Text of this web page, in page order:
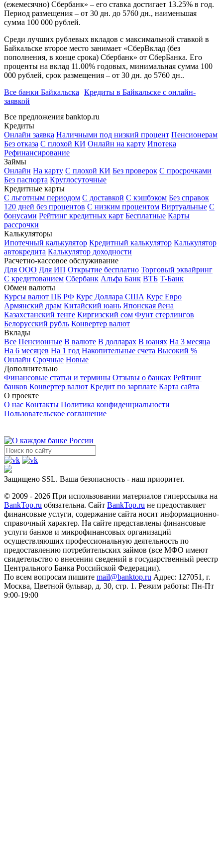
(ежемесячно) Сбербанк» – его ставка достигает 13.25% в год.
Период размещения – от 30 дн. до 5760 дн., наименьшая
сумма 100 000 рублей.
Среди лучших рублевых вкладов с максимальной ставкой в
Байкальске второе место занимает «СберВклад (без
пополнения, в конце срока) Сбербанк» от СберБанка. Его
проценты на вклад 11.00% годовых, минимальная сумма 100
000 рублей, срок размещения – от 30 дн. до 5760 дн..
Все банки Байкальска
Кредиты в Байкальске с онлайн-
заявкой
Все предложения banktop.ru
Кредиты
Онлайн заявка Наличными под низкий процент Пенсионерам
Без отказа С плохой КИ Онлайн на карту Ипотека
Рефинансирование
Займы
Онлайн На карту С плохой КИ Без проверок С просрочками
Без паспорта Круглосуточные
Кредитные карты
С льготным периодом С доставкой С кэшбэком Без справок
120 дней без процентов С низким процентом Виртуальные С
бонусами Рейтинг кредитных карт Бесплатные Карты
рассрочки
Калькуляторы
Ипотечный калькулятор Кредитный калькулятор Калькулятор
автокредита Калькулятор доходности
Расчетно-кассовое обслуживание
Для ООО Для ИП Открытие бесплатно Торговый эквайринг
С кредитованием Сбербанк Альфа Банк ВТБ Т-Банк
Обмен валюты
Курсы валют ЦБ РФ Курс Доллара США Курс Евро
Армянский драм Китайский юань Японская йена
Казахстанский тенге Киргизский сом Фунт стерлингов
Белорусский рубль Конвертер валют
Вклады
Все Пенсионные В валюте В долларах В юанях На 3 месяца
На 6 месяцев На 1 год Накопительные счета Высокий %
Онлайн Срочные Новые
Дополнительно
Финансовые статьи и термины Отзывы о банках Рейтинг
банков Конвертер валют Кредит по зарплате Карта сайта
О проекте
О нас Контакты Политика конфиденциальности
Пользовательское соглашение
Защищено SSL. Ваша безопасность - наш приоритет.
© 2009 - 2026 При использовании материалов гиперссылка на
BankTop.ru обязательна. Сайт BankTop.ru не предоставляет
финансовые услуги, содержание сайта носит информационно-
справочный характер. На сайте представлены финансовые
услуги банков и микрофинансовых организаций
осуществляющих профессиональную деятельность по
предоставлению потребительских займов (все МФО имеют
свидетельство о внесении сведений в государственный реестр
Центрального Банка Российской Федерации).
По всем вопросам пишите mail@banktop.ru Адрес: 127051, г.
Москва, Цветной бульвар, д. 30, стр. 1. Режим работы: Пн-Пт
9:00-19:00